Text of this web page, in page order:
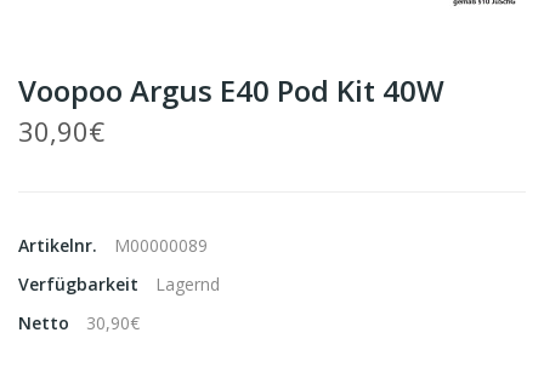
Voopoo Argus E40 Pod Kit 40W
30,90€
Artikelnr.
M00000089
Verfügbarkeit
Lagernd
Netto
30,90€